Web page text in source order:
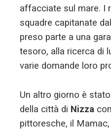
affacciate sul mare. I
squadre capitanate
preso parte a una
tesoro, alla ricerca di
varie domande loro
Un altro giorno è
della città di Nizza
pittoresche, il